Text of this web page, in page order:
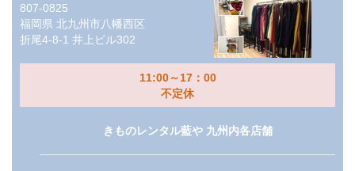
807-0825
福岡県 北九州市八幡西区
折尾4-8-1 井上ビル302
11:00～17：00
不定休
きものレンタル藍や 九州内各店舗